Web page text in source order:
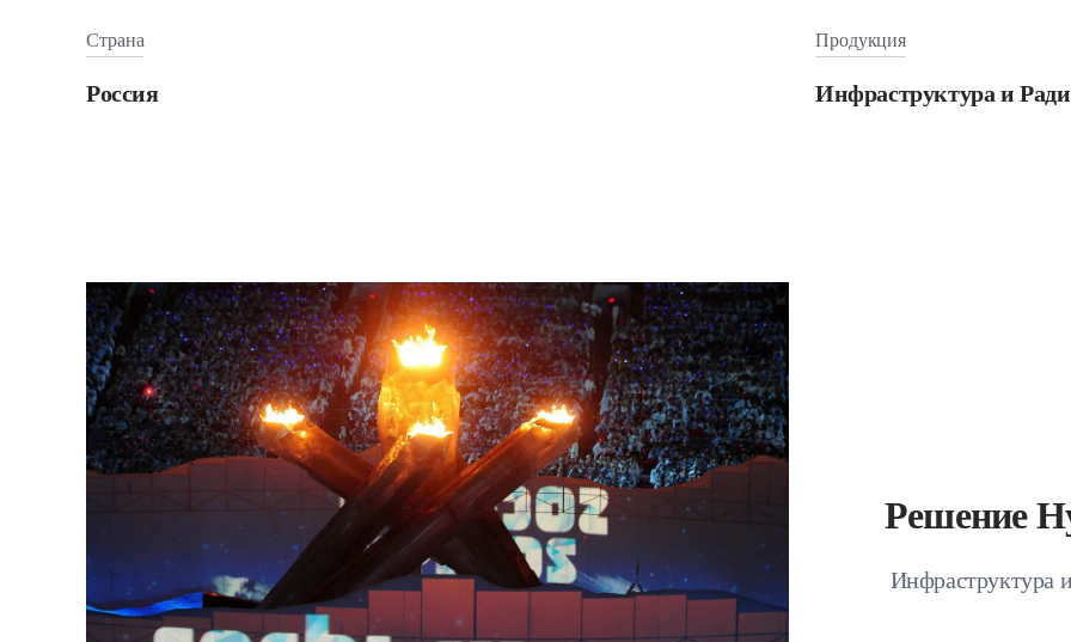
Страна
Россия
Продукция
Инфраструктура и
Решение
Инфраструктура